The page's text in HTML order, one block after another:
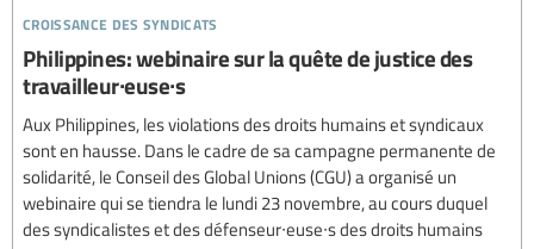
croissance des syndicats
Philippines: webinaire sur la quête de justice des
travailleur∙euse∙s
Aux Philippines, les violations des droits humains et syndicaux
sont en hausse. Dans le cadre de sa campagne permanente de
solidarité, le Conseil des Global Unions (CGU) a organisé un
webinaire qui se tiendra le lundi 23 novembre, au cours duquel
des syndicalistes et des défenseur∙euse∙s des droits humains